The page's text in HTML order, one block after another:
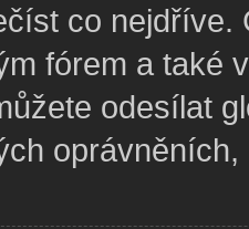
co
fórem a také
odesílat